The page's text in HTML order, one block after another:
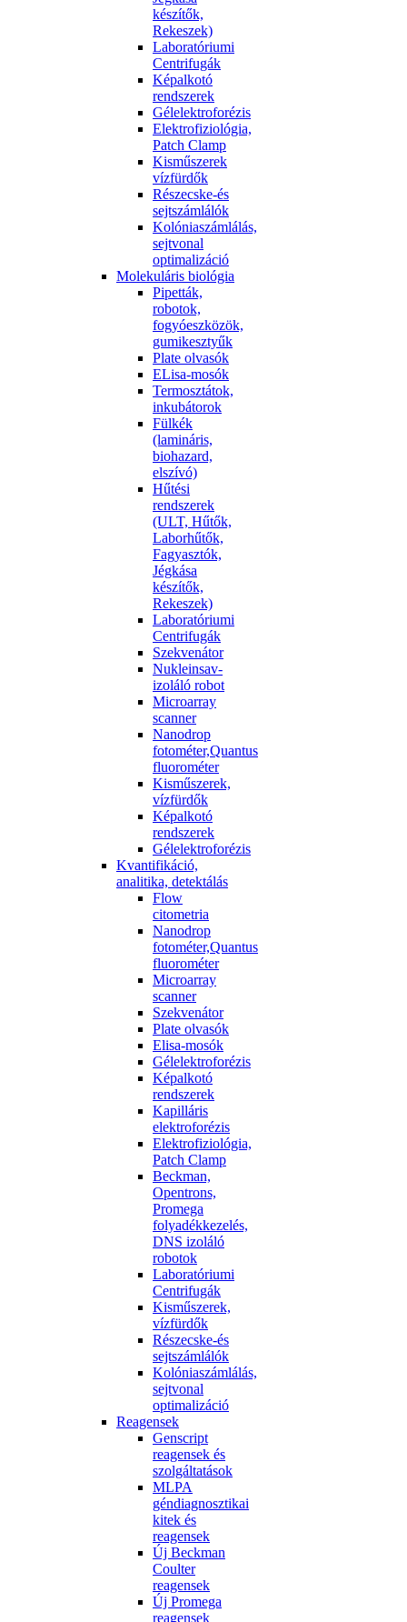
készítők,
Rekeszek)
Laboratóriumi
Centrifugák
Képalkotó
rendszerek
Gélelektroforézis
Elektrofiziológia,
Patch Clamp
Kisműszerek
vízfürdők
Részecske-és
sejtszámlálók
Kolóniaszámlálás,
sejtvonal
optimalizáció
Molekuláris biológia
Pipetták,
robotok,
fogyóeszközök,
gumikesztyűk
Plate olvasók
ELisa-mosók
Termosztátok,
inkubátorok
Fülkék
(lamináris,
biohazard,
elszívó)
Hűtési
rendszerek
(ULT, Hűtők,
Laborhűtők,
Fagyasztók,
Jégkása
készítők,
Rekeszek)
Laboratóriumi
Centrifugák
Szekvenátor
Nukleinsav-
izoláló robot
Microarray
scanner
Nanodrop
fotométer,Quantus
fluorométer
Kisműszerek,
vízfürdők
Képalkotó
rendszerek
Gélelektroforézis
Kvantifikáció,
analitika, detektálás
Flow
citometria
Nanodrop
fotométer,Quantus
fluorométer
Microarray
scanner
Szekvenátor
Plate olvasók
Elisa-mosók
Gélelektroforézis
Képalkotó
rendszerek
Kapilláris
elektroforézis
Elektrofiziológia,
Patch Clamp
Beckman,
Opentrons,
Promega
folyadékkezelés,
DNS izoláló
robotok
Laboratóriumi
Centrifugák
Kisműszerek,
vízfürdők
Részecske-és
sejtszámlálók
Kolóniaszámlálás,
sejtvonal
optimalizáció
Reagensek
Genscript
reagensek és
szolgáltatások
MLPA
géndiagnosztikai
kitek és
reagensek
Új Beckman
Coulter
reagensek
Új Promega
reagensek